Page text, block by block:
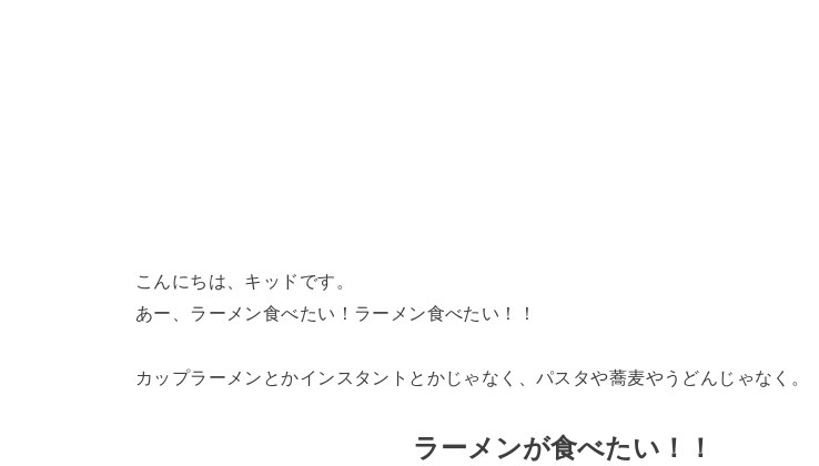
こんにちは、キッドです。
あー、ラーメン食べたい！ラーメン食べたい！！
カップラーメンとかインスタントとかじゃなく、パスタや蕎麦やうどんじゃなく。
ラーメンが食べたい！！